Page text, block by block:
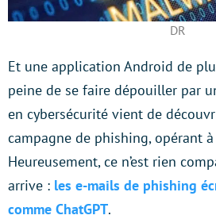
DR
Et une application Android de
peine de se faire dépouiller par
en cybersécurité vient de
campagne de phishing, opérant à
Heureusement, ce n’est rien
arrive : les e-mails de phishing
comme ChatGPT.